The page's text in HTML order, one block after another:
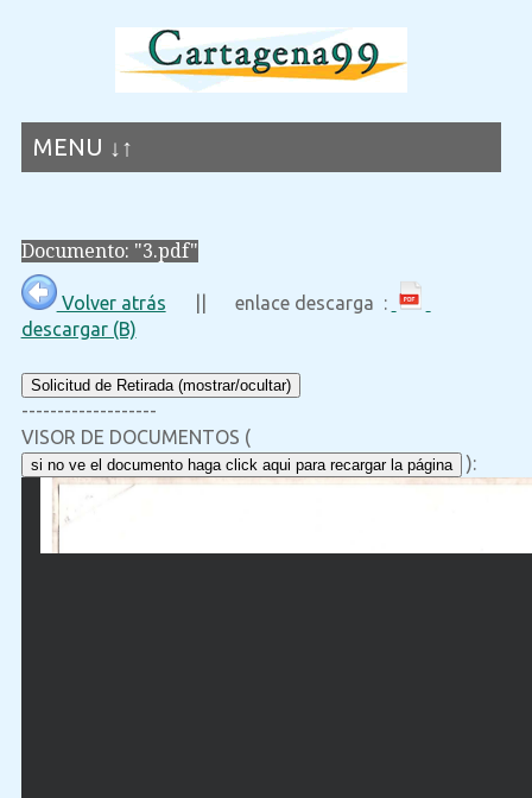
MENU ↓↑
Documento: "3.pdf"
Volver atrás || enlace descarga :
descargar (B)
Solicitud de Retirada (mostrar/ocultar)
-------------------
VISOR DE DOCUMENTOS (
si no ve el documento haga click aqui para recargar la página ):